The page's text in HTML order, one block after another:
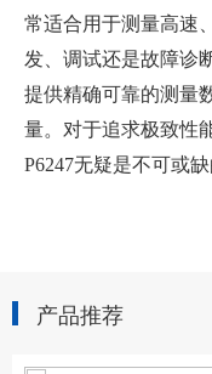
常适合用于测量高速
发、调试还是故障诊
提供精确可靠的测量
量。对于追求极致性
P6247无疑是不可或缺
产品推荐